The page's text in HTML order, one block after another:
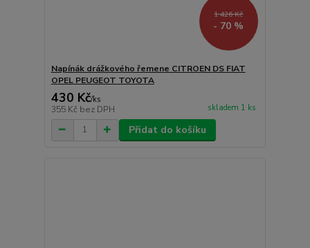
1 426 Kč
- 70 %
Napínák drážkového řemene CITROEN DS FIAT
OPEL PEUGEOT TOYOTA
430 Kč/ks
355 Kč bez DPH skladem 1 ks
Přidat do košíku